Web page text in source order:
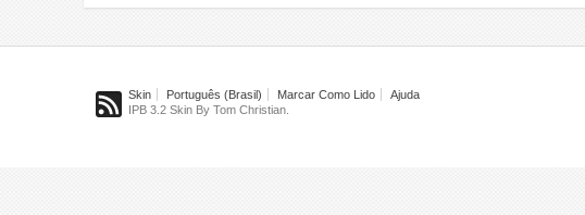
Skin Português (Brasil) Marcar Como Lido
Ajuda
IPB 3.2 Skin By Tom Christian.